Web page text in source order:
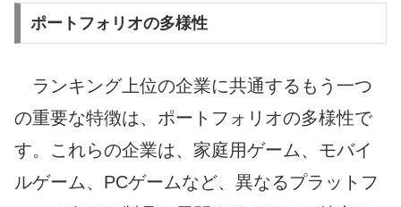
ポートフォリオの多様性
ランキング上位の企業に共通するもう一つ
の重要な特徴は、ポートフォリオの多様性で
す。これらの企業は、家庭用ゲーム、モバイ
ルゲーム、PCゲームなど、異なるプラットフ